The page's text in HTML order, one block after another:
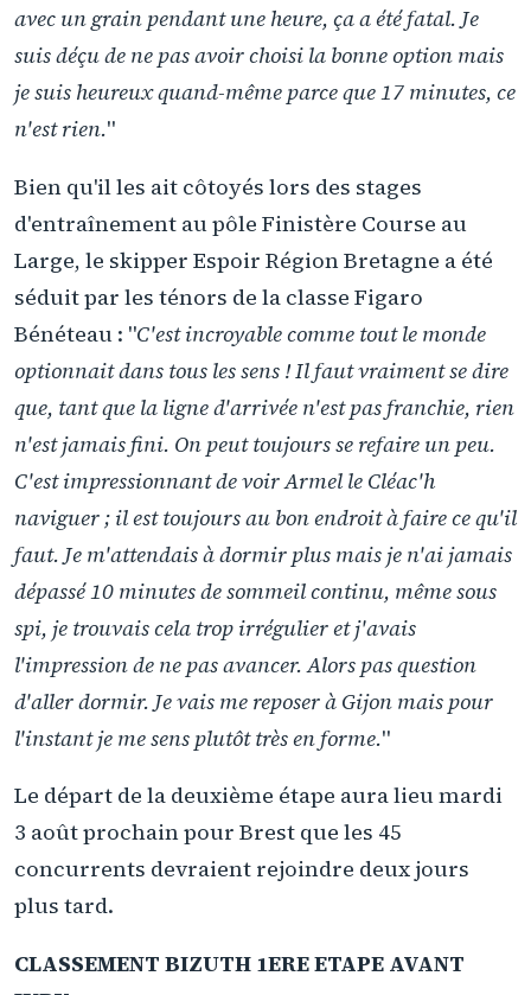
avec un grain pendant une heure, ça a été fatal. Je
suis déçu de ne pas avoir choisi la bonne option mais
je suis heureux quand-même parce que 17 minutes, ce
n'est rien."
Bien qu'il les ait côtoyés lors des stages
d'entraînement au pôle Finistère Course au
Large, le skipper Espoir Région Bretagne a été
séduit par les ténors de la classe Figaro
Bénéteau : "C'est incroyable comme tout le monde
optionnait dans tous les sens ! Il faut vraiment se dire
que, tant que la ligne d'arrivée n'est pas franchie, rien
n'est jamais fini. On peut toujours se refaire un peu.
C'est impressionnant de voir Armel le Cléac'h
naviguer ; il est toujours au bon endroit à faire ce qu'il
faut. Je m'attendais à dormir plus mais je n'ai jamais
dépassé 10 minutes de sommeil continu, même sous
spi, je trouvais cela trop irrégulier et j'avais
l'impression de ne pas avancer. Alors pas question
d'aller dormir. Je vais me reposer à Gijon mais pour
l'instant je me sens plutôt très en forme."
Le départ de la deuxième étape aura lieu mardi
3 août prochain pour Brest que les 45
concurrents devraient rejoindre deux jours
plus tard.
CLASSEMENT BIZUTH 1ERE ETAPE AVANT